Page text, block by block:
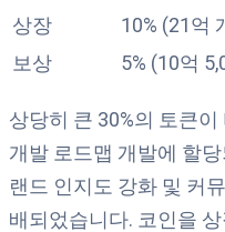
상장
10% (21억
보상
5% (10억
상당히 큰 30%의 토큰
개발 로드맵 개발에 할
랜드 인지도 강화 및 커
배되었습니다. 코인을